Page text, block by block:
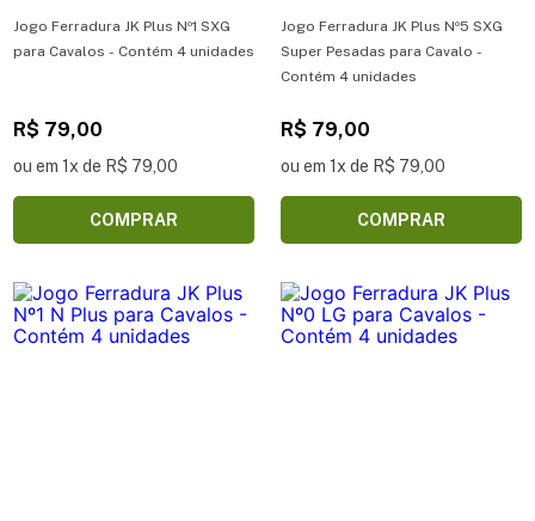
Jogo Ferradura JK Plus Nº1 SXG
para Cavalos - Contém 4 unidades
R$ 79,00
ou em 1x de R$ 79,00
COMPRAR
Jogo Ferradura JK Plus Nº5 SXG
Super Pesadas para Cavalo -
Contém 4 unidades
R$ 79,00
ou em 1x de R$ 79,00
COMPRAR